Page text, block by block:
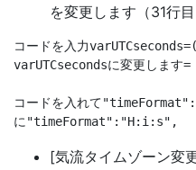
を変更します（31行目
コードを入力
varUTCsecondsに変更しま
コードを入れて
[気流タイムゾーン変